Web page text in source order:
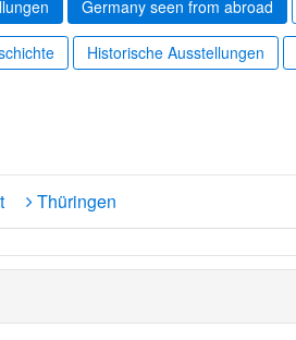
Germany seen from abroad
Historische Ausstellungen
Thüringen